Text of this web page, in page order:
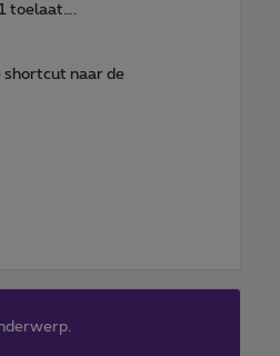
toelaat….
shortcut naar de